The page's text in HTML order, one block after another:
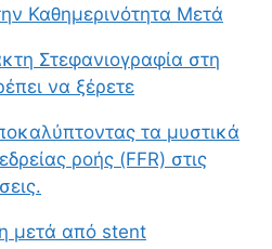
Καθημερινότητα Μετά
Στεφανιογραφία στη
να ξέρετε
τα μυστικά
ροής (FFR) στις
μετά από stent